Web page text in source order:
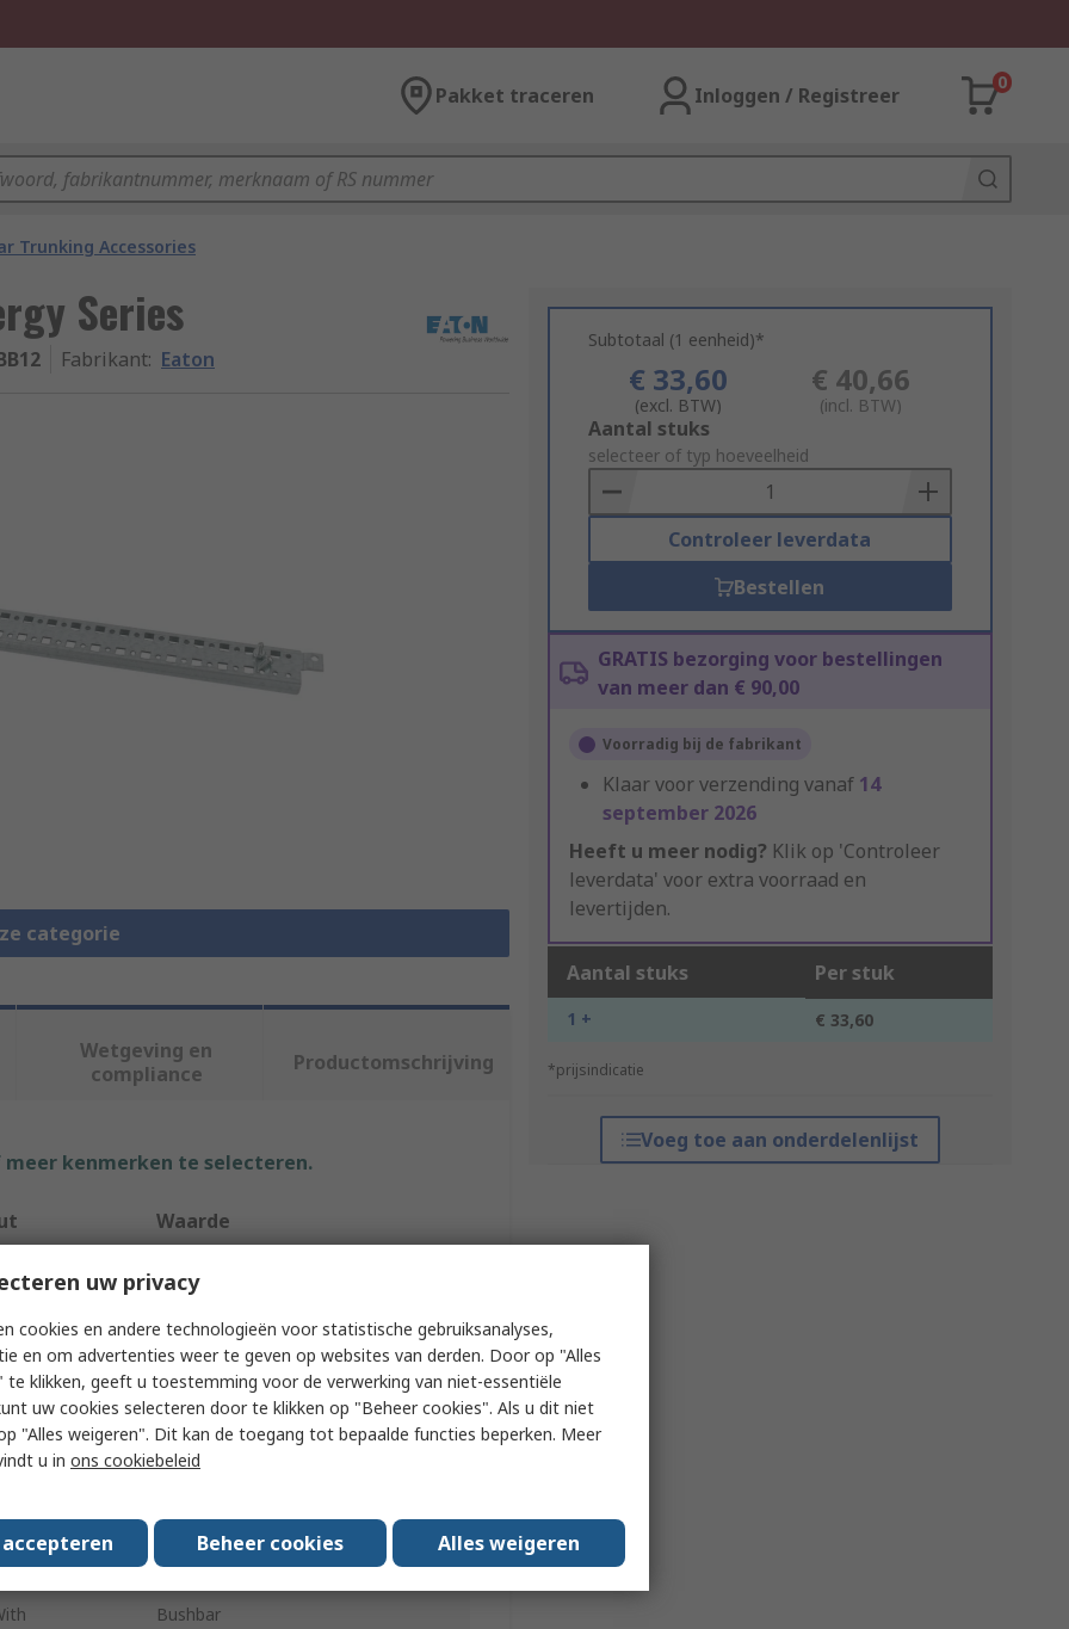
Pakket traceren Inloggen / Registreer
0
Trunking Accessories
Series
Fabrikant: Eaton
categorie
Subtotaal (1 eenheid)*
€ 33,60
(excl. BTW)
€ 40,66
(incl. BTW)
Add
to
Basket
Aantal stuks
selecteer of typ hoeveelheid
Controleer leverdata
Bestellen
GRATIS bezorging voor bestellingen
van meer dan € 90,00
Voorradig bij de fabrikant
Klaar voor verzending vanaf 14
september 2026
Heeft u meer nodig? Klik op 'Controleer
leverdata' voor extra voorraad en
levertijden.
Aantal stuks Per stuk
1 + € 33,60
*prijsindicatie
Voeg toe aan onderdelenlijst
Wetgeving en
compliance
Productomschrijving
kenmerken te selecteren.
Waarde
xEnergy
Busbar Trunking Support
Type Busbar Support
45mm
1100mm
30mm
Bushbar
uw privacy
cookies en andere technologieën voor statistische gebruiksanalyses,
en om advertenties weer te geven op websites van derden. Door op "Alles
te klikken, geeft u toestemming voor de verwerking van niet-essentiële
uw cookies selecteren door te klikken op "Beheer cookies". Als u dit niet
"Alles weigeren". Dit kan de toegang tot bepaalde functies beperken. Meer
u in ons cookiebeleid
Beheer cookies Alles weigeren